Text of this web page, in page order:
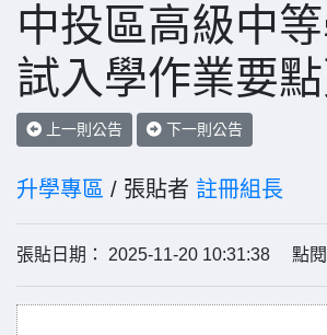
中投區高級中
試入學作業要
上一則公告 下一則公告
升學專區 / 張貼者 註冊組長
張貼日期： 2025-11-20 10:31:38 點閱